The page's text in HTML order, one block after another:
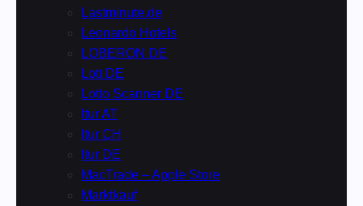
Lastminute.de
Leonardo Hotels
LOBERON DE
Lott DE
Lotto Scanner DE
ltur AT
ltur CH
ltur DE
MacTrade – Apple Store
Marktkauf